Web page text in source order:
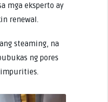
mga eksperto ay
renewal.
steaming, na
ng pores